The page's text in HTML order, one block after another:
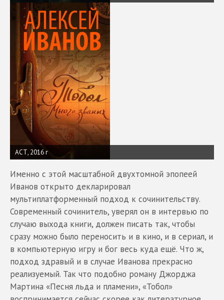
АСТ, 2016 г
Именно с этой масштабной двухтомной эпопеей
Иванов открыто декларировал
мультиплатформенный подход к сочинительству.
Современный сочинитель, уверял он в интервью по
случаю выхода книги, должен писать так, чтобы
сразу можно было переносить и в кино, и в сериал, и
в компьютерную игру и бог весь куда ещё. Что ж,
подход здравый и в случае Иванова прекрасно
реализуемый. Так что подобно роману Джорджа
Мартина «Песня льда и пламени», «Тобол»